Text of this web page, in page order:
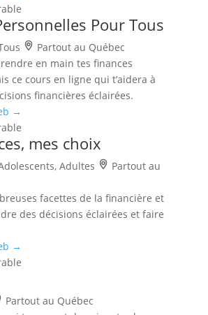
Pour Tous
Partout au Québec
en main tes finances
ce cours en ligne qui t’aidera à
financières éclairées.
→
mes choix
Adultes
Partout au
facettes de la financière et
des décisions éclairées et faire
→
Partout au Québec